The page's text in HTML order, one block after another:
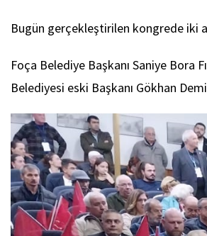
Bugün gerçekleştirilen kongrede iki
Foça Belediye Başkanı Saniye Bora
Belediyesi eski Başkanı Gökhan